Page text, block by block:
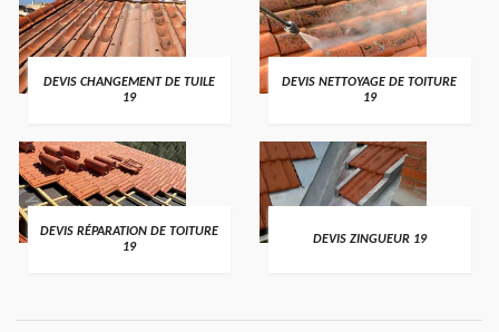
DEVIS CHANGEMENT DE TUILE
19
DEVIS NETTOYAGE DE TOITURE
19
DEVIS RÉPARATION DE TOITURE
19
DEVIS ZINGUEUR 19